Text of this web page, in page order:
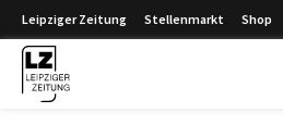
Leipziger Zeitung Stellenmarkt Shop